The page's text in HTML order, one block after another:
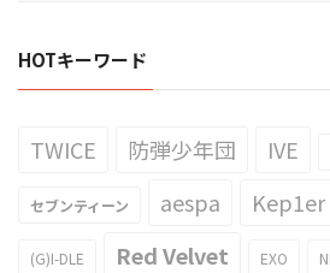
HOTキーワード
TWICE 防弾少年団 IVE
セブンティーン aespa Kep1er
(G)I-DLE Red Velvet EXO